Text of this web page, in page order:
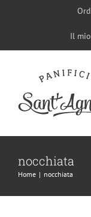
Il
nocchiata
Home | nocchiata